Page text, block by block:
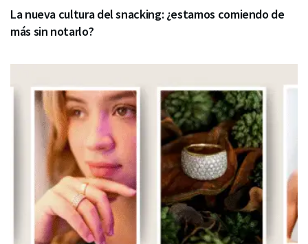
La nueva cultura del snacking: ¿estamos comiendo de
más sin notarlo?